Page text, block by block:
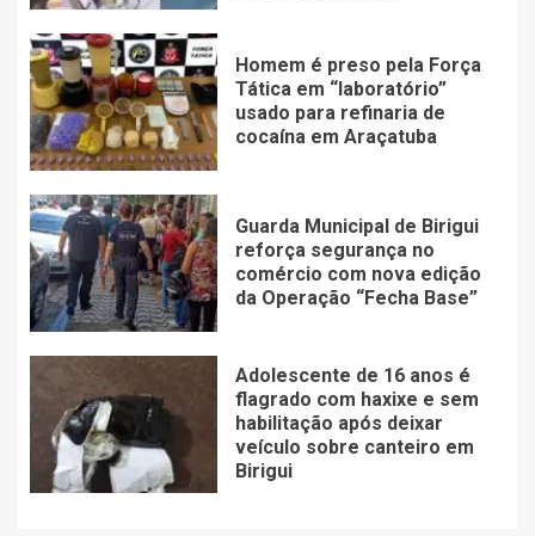
Homem é preso pela Força
Tática em “laboratório”
usado para refinaria de
cocaína em Araçatuba
Guarda Municipal de Birigui
reforça segurança no
comércio com nova edição
da Operação “Fecha Base”
Adolescente de 16 anos é
flagrado com haxixe e sem
habilitação após deixar
veículo sobre canteiro em
Birigui